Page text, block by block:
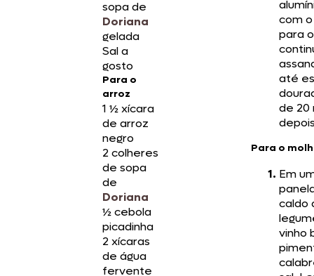
sopa de
Doriana
gelada
Sal a
gosto
Para o
arroz
1 ½ xícara
de arroz
negro
2 colheres
de sopa
de
Doriana
½ cebola
picadinha
2 xícaras
de água
fervente
com
para
até
de 20
Para o
Em
caldo
vinho